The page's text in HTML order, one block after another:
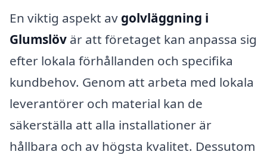
En viktig aspekt av golvläggning i
Glumslöv är att företaget kan anpassa sig
efter lokala förhållanden och specifika
kundbehov. Genom att arbeta med lokala
leverantörer och material kan de
säkerställa att alla installationer är
hållbara och av högsta kvalitet. Dessutom